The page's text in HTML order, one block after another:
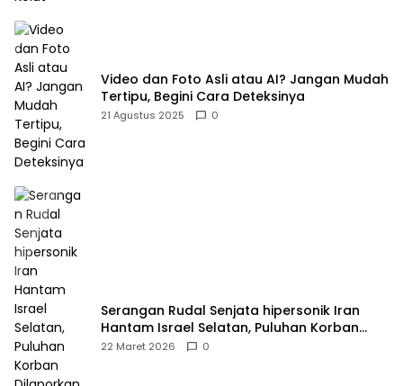
Video dan Foto Asli atau AI? Jangan Mudah
Tertipu, Begini Cara Deteksinya
21 Agustus 2025 0
Serangan Rudal Senjata hipersonik Iran
Hantam Israel Selatan, Puluhan Korban
Dilaporkan Meninggal dan Ratusan Terluka
22 Maret 2026 0